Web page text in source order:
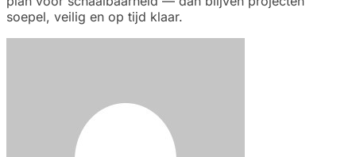
soepel, veilig en op tijd klaar.